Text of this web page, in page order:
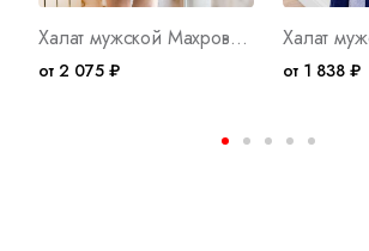
Халат мужской Махровый Арт. 5250
от 2 075 ₽ от 1 838 ₽